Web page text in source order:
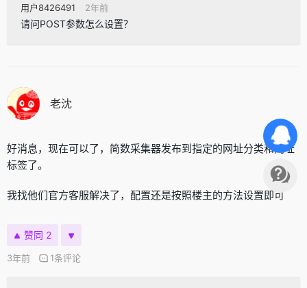
用户8426491 2年前
请问POST参数怎么设置？
老沈
好消息，现在可以了，简数采集器发布到指定的网址分类和网址
标签了。
我找他们官方客服解决了，配置还是按照楼主的方法设置即可
赞同 2
3年前 1条评论